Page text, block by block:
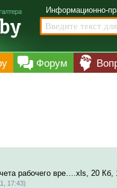
Информационно-
Форум
рабочего вре….xls, 20 Кб,
17:43)